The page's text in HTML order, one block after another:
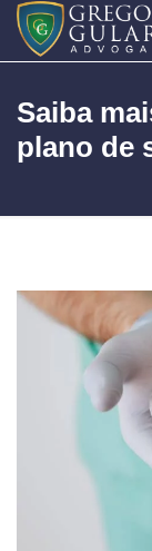
Saiba
plano de